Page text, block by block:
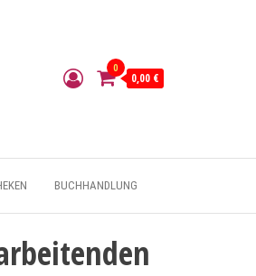
0
0,00 €
BUCHHANDLUNG